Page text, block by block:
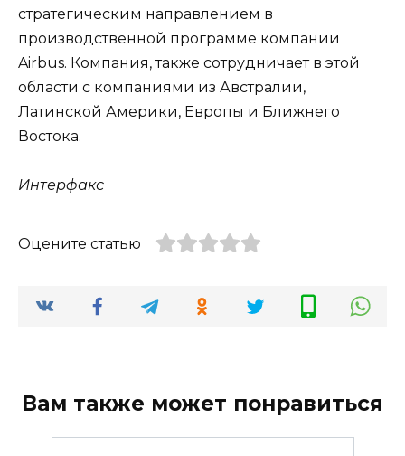
стратегическим направлением в
производственной программе компании
Airbus. Компания, также сотрудничает в этой
области с компаниями из Австралии,
Латинской Америки, Европы и Ближнего
Востока.
Интерфакс
Оцените статью
Вам также может понравиться